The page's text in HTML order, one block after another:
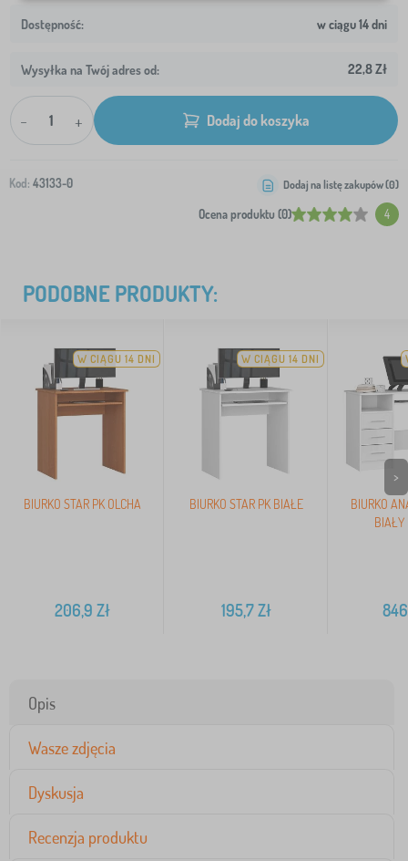
w ciągu 14 dni
Wysyłka na Twój adres od: 22,8 Zł
- + Dodaj do koszyka
Kod: 43133-0
Ocena produktu (0) 4
Dodaj na listę zakupów (0)
PODOBNE PRODUKTY:
W CIĄGU 14 DNI
BIURKO STAR PK OLCHA
206,9 Zł
W CIĄGU 14 DNI
BIURKO STAR PK BIAŁE
195,7Zł
BIURKO
BIAŁY
>
Opis
Wasze zdjęcia
Dyskusja
Recenzja produktu